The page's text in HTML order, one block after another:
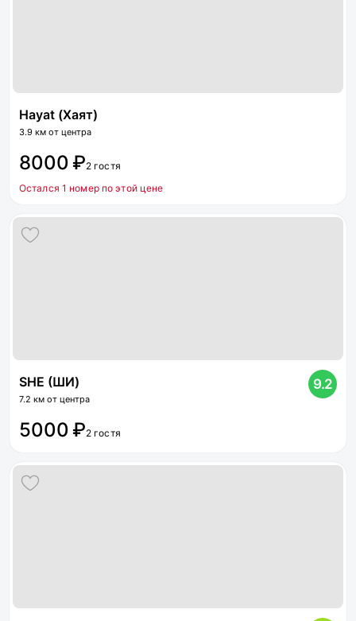
Hayat (Хаят)
3.9 км от центра
8000 ₽2 гостя
Остался 1 номер по этой цене
SHE (ШИ)
7.2 км от центра
9.2
5000 ₽2 гостя